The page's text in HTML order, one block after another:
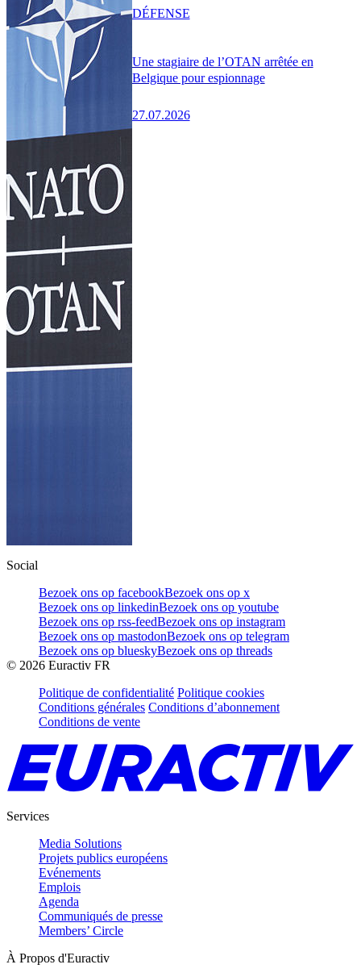
Une stagiaire de l’OTAN arrêtée en
Belgique pour espionnage
27.07.2026
DÉFENSE
Social
Bezoek ons op facebookBezoek ons op x
Bezoek ons op linkedinBezoek ons op youtube
Bezoek ons op rss-feedBezoek ons op instagram
Bezoek ons op mastodonBezoek ons op telegram
Bezoek ons op blueskyBezoek ons op threads
© 2026 Euractiv FR
Politique de confidentialité Politique cookies
Conditions générales Conditions d’abonnement
Conditions de vente
Services
Media Solutions
Projets publics européens
Evénements
Emplois
Agenda
Communiqués de presse
Members’ Circle
À Propos d'Euractiv